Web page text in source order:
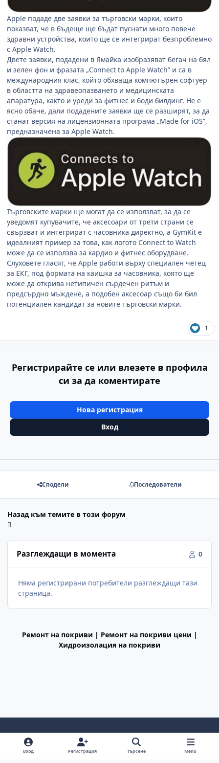
Apple подаде две заявки за търговски марки, които
показват, че в бъдеще ще бъдат пуснати много повече
здравни устройства, които ще се интегрират безпроблемно
с Apple Watch.
Двете заявки, подадени в Ямайка изобразяват бегач на бял
и зелен фон и фразата „Connect to Apple Watch” и са в
международния клас, който обхваща компютърен софтуер
в областта на здравеопазването и медицинската
апаратура, както и уреди за фитнес и боди билдинг. Не е
ясно обаче, дали подадените заявки ще се разширят, за да
станат версия на лицензионната програма „Made for iOS”,
предназначена за Apple Watch.
Търговските марки ще могат да се използват, за да се
уведомят купувачите, че аксесоари от трети страни се
свързват и интегрират с часовника директно, а GymKit е
идеалният пример за това, как логото Connect to Watch
може да се използва за кардио и фитнес оборудване.
Слуховете гласят, че Apple работи върху специален четец
за ЕКГ, под формата на каишка за часовника, която ще
може да открива нетипичен сърдечен ритъм и
предсърдно мъждене, а подобен аксесоар също би бил
потенциален кандидат за новите търговски марки.
1
Регистрирайте се или влезете в профила
си за да коментирате
Нова регистрация
Вход
Сподели Последователи
Назад към темите в този форум
Разглеждащи в момента 0
Няма регистрирани потребители разглеждащи тази
страница.
Ремонт на покриви | Ремонт на покриви цени |
Хидроизолация на покриви
Light ModeDark ModeSystem Preference
f
Вход Регистрация Търсене Menu